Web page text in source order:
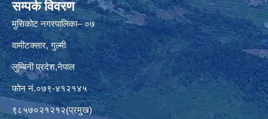
सम्पर्क विवरण
मुसिकोट नगरपालिका– ०७
वामीटक्सार, गुल्मी
लुम्बिनी प्रदेश,नेपाल
फोन नं.०७९-४१२१४५
९८५७०२१२१२(प्रमुख)